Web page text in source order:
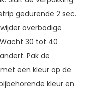
gedurende 2 sec.
overbodige
30 tot 40
Pak de
een kleur op de
kleur en